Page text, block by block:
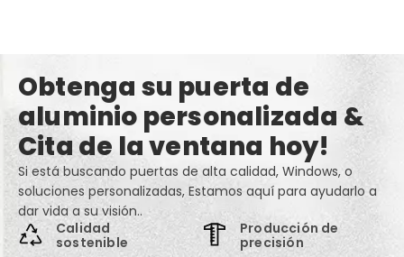
Obtenga su puerta de
aluminio personalizada &
Cita de la ventana hoy!
Si está buscando puertas de alta calidad, Windows, o
soluciones personalizadas, Estamos aquí para ayudarlo a
dar vida a su visión..
Calidad
sostenible
Producción de
precisión